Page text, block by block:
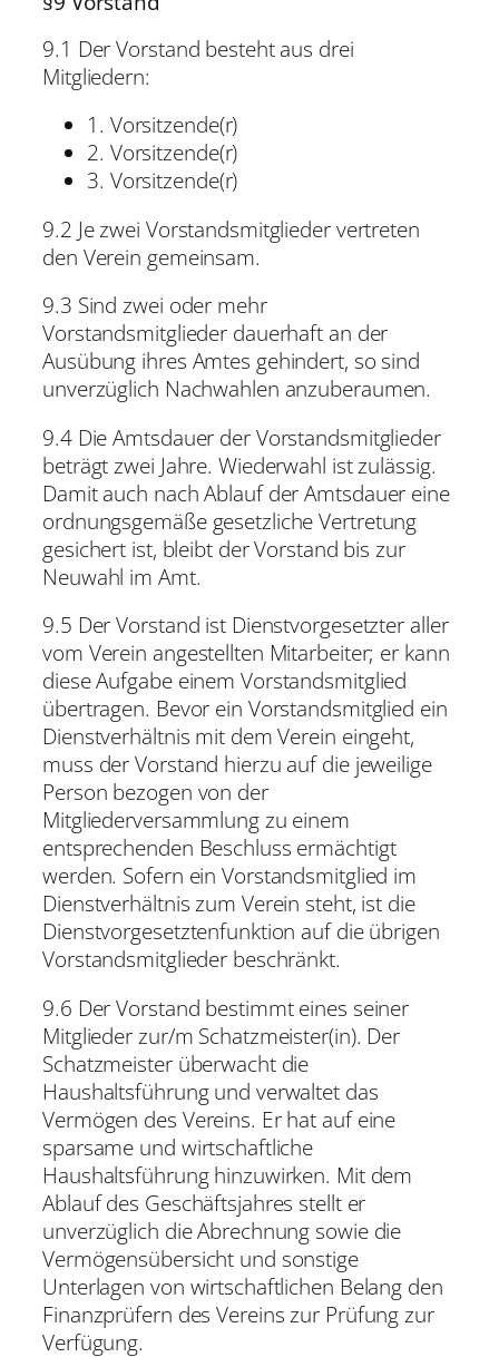
9.1 Der Vorstand besteht aus drei
Mitgliedern:
1. Vorsitzende(r)
2. Vorsitzende(r)
3. Vorsitzende(r)
9.2 Je zwei Vorstandsmitglieder vertreten
den Verein gemeinsam.
9.3 Sind zwei oder mehr
Vorstandsmitglieder dauerhaft an der
Ausübung ihres Amtes gehindert, so sind
unverzüglich Nachwahlen anzuberaumen.
9.4 Die Amtsdauer der Vorstandsmitglieder
beträgt zwei Jahre. Wiederwahl ist zulässig.
Damit auch nach Ablauf der Amtsdauer eine
ordnungsgemäße gesetzliche Vertretung
gesichert ist, bleibt der Vorstand bis zur
Neuwahl im Amt.
9.5 Der Vorstand ist Dienstvorgesetzter aller
vom Verein angestellten Mitarbeiter; er kann
diese Aufgabe einem Vorstandsmitglied
übertragen. Bevor ein Vorstandsmitglied ein
Dienstverhältnis mit dem Verein eingeht,
muss der Vorstand hierzu auf die jeweilige
Person bezogen von der
Mitgliederversammlung zu einem
entsprechenden Beschluss ermächtigt
werden. Sofern ein Vorstandsmitglied im
Dienstverhältnis zum Verein steht, ist die
Dienstvorgesetztenfunktion auf die übrigen
Vorstandsmitglieder beschränkt.
9.6 Der Vorstand bestimmt eines seiner
Mitglieder zur/m Schatzmeister(in). Der
Schatzmeister überwacht die
Haushaltsführung und verwaltet das
Vermögen des Vereins. Er hat auf eine
sparsame und wirtschaftliche
Haushaltsführung hinzuwirken. Mit dem
Ablauf des Geschäftsjahres stellt er
unverzüglich die Abrechnung sowie die
Vermögensübersicht und sonstige
Unterlagen von wirtschaftlichen Belang den
Finanzprüfern des Vereins zur Prüfung zur
Verfügung.